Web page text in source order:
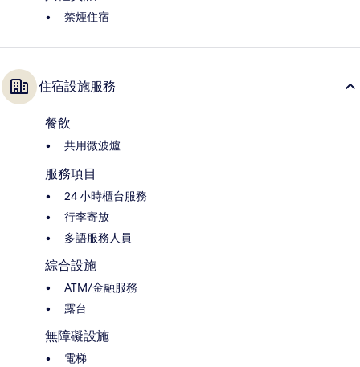
禁煙住宿
住宿設施服務
餐飲
共用微波爐
服務項目
24 小時櫃台服務
行李寄放
多語服務人員
綜合設施
ATM/金融服務
露台
無障礙設施
電梯